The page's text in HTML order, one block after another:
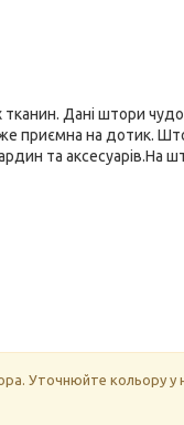
тканин. Дані штори
приємна на дотик.
та аксесуарів.На
Уточнюйте кольору у